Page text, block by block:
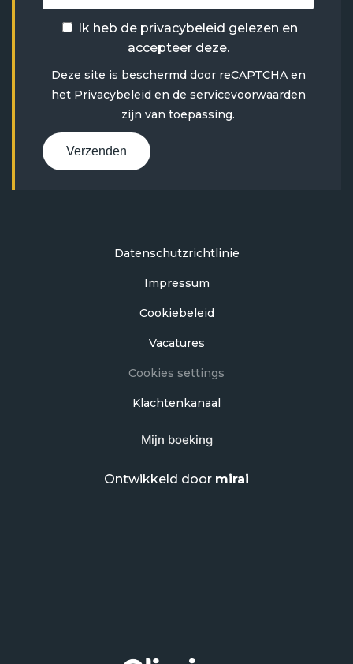
Ik heb de privacybeleid gelezen en
accepteer deze.
Deze site is beschermd door reCAPTCHA en
het Privacybeleid en de servicevoorwaarden
zijn van toepassing.
Verzenden
Datenschutzrichtlinie
Impressum
Cookiebeleid
Vacatures
Cookies settings
Klachtenkanaal
Mijn boeking
Ontwikkeld door mirai